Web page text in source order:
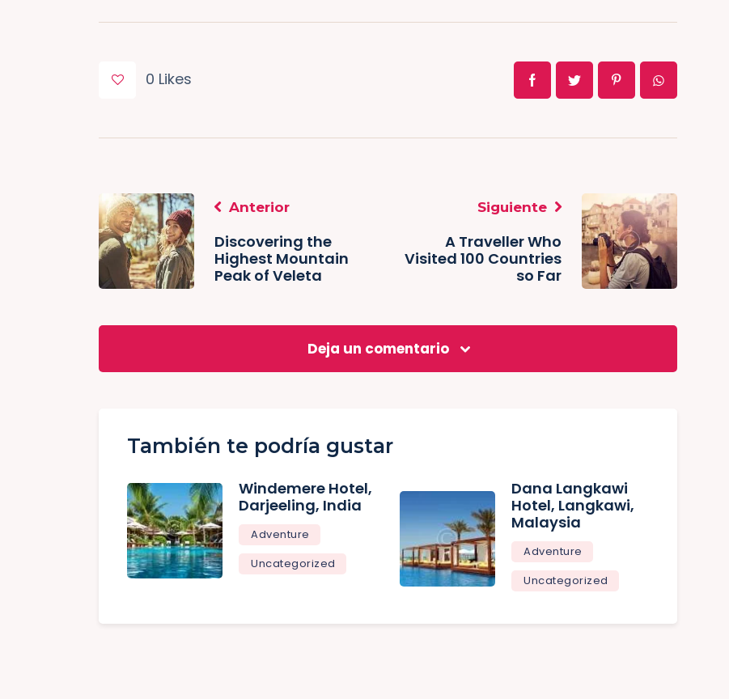
0 Likes
Anterior
Discovering the
Highest Mountain
Peak of Veleta
Siguiente
A Traveller Who
Visited 100 Countries
so Far
Deja un comentario
También te podría gustar
Windemere Hotel,
Darjeeling, India
Adventure
Uncategorized
Dana Langkawi
Hotel, Langkawi,
Malaysia
Adventure
Uncategorized